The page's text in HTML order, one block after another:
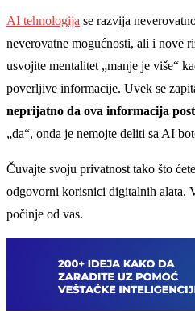
AI tehnologija se razvija
neverovatne mogućnosti, ali i nove
usvojite mentalitet „manje je više“
poverljive informacije. Uvek se
neprijatno da ova informacija
„da“, onda je nemojte deliti sa AI
Čuvajte svoju privatnost tako što
odgovorni korisnici digitalnih alata.
počinje od vas.